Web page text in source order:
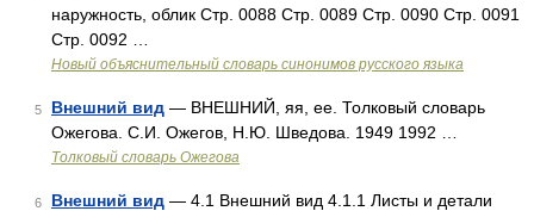
наружность, облик Стр. 0088 Стр. 0089 Стр. 0090 Стр. 0091
Стр. 0092 …
Новый объяснительный словарь синонимов русского языка
5 Внешний вид — ВНЕШНИЙ, яя, ее. Толковый словарь
Ожегова. С.И. Ожегов, Н.Ю. Шведова. 1949 1992 …
Толковый словарь Ожегова
6 Внешний вид — 4.1 Внешний вид 4.1.1 Листы и детали